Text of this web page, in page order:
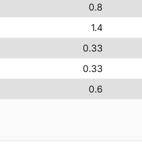
0.8
1.4
0.33
0.33
0.6